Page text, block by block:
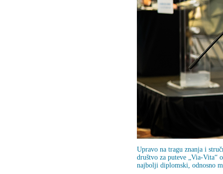
Upravo na tragu znanja i
društvo za puteve „Via-Vita“
najbolji diplomski, odnosno